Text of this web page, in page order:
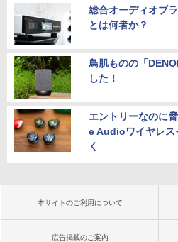
総合オーディオブ
とは何者か？
鳥肌ものの「
した！
エントリーなのに
e Audioワイヤレス
く
本サイトのご利用について
広告掲載のご案内